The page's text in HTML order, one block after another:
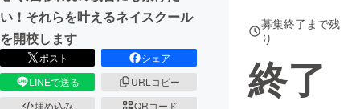
い！それらを叶えるネイスクール
を開校します
ポスト
シェア
LINEで送る
URLコピー
埋め込み
QRコード
募集終了まで残
り
終了